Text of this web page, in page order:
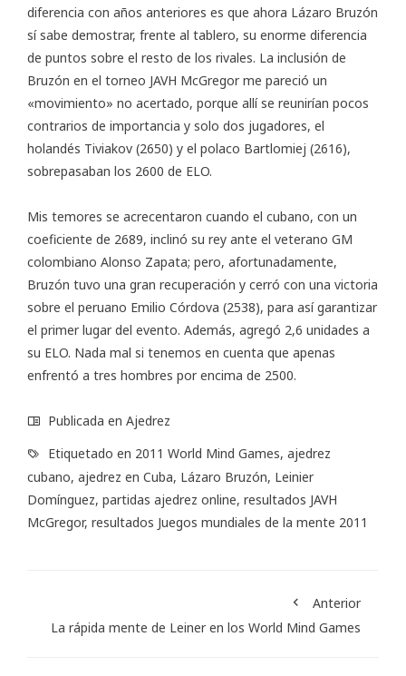
diferencia con años anteriores es que ahora Lázaro Bruzón
sí sabe demostrar, frente al tablero, su enorme diferencia
de puntos sobre el resto de los rivales. La inclusión de
Bruzón en el torneo JAVH McGregorme pareció un
«movimiento» no acertado, porque allí se reunirían pocos
contrarios de importancia y solo dos jugadores, el
holandés Tiviakov (2650) y el polaco Bartlomiej (2616),
sobrepasaban los 2600 de ELO.
Mis temores se acrecentaron cuando el cubano, con un
coeficiente de 2689, inclinó su rey ante el veterano GM
colombiano Alonso Zapata; pero, afortunadamente,
Bruzón tuvo una gran recuperación y cerró con una victoria
sobre el peruano Emilio Córdova (2538), para así garantizar
el primer lugar del evento. Además, agregó 2,6 unidades a
su ELO. Nada mal si tenemos en cuenta que apenas
enfrentó a tres hombres por encima de 2500.
Publicada en Ajedrez
Etiquetado en 2011 World Mind Games, ajedrez
cubano, ajedrez en Cuba, Lázaro Bruzón, Leinier
Domínguez, partidas ajedrez online, resultados JAVH
McGregor, resultados Juegos mundiales de la mente 2011
Anterior
La rápida mente de Leiner en los World Mind Games